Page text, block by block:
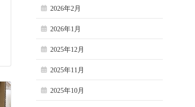
2026年2月
2026年1月
2025年12月
2025年11月
2025年10月